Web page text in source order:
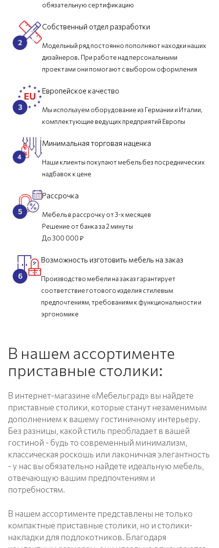
обязательную сертификацию
Собственный отдел разработки
Модельный ряд постоянно пополняют находки наших
дизайнеров. При работе над персональными
проектами они помогают с выбором оформления
Европейское качество
Мы используем оборудование из Германии и Италии,
комплектующие ведущих предприятий Европы
Минимальная торговая наценка
Наши клиенты покупают мебель без посреднических
надбавок к цене
Рассрочка
Мебель в рассрочку от 3-х месяцев
Решение от банка за 2 минуты
До 300 000 ₽
Возможность изготовить мебель на заказ
Производство мебели на заказ гарантирует
соответствие готового изделия стилевым
предпочтениям, требованиям к функциональности и
эргономике
В нашем ассортименте
приставные столики:
В интернет-магазине «Мебельград» вы найдете
приставные столики, которые станут незаменимым
дополнением к вашему гостиничному интерьеру.
Без разницы, какой стиль преобладает в вашей
гостиной - будь то современный минимализм,
классическая роскошь или лаконичная элегантность
- у нас вы обязательно найдете идеальную мебель,
отвечающую вашим предпочтениям и
потребностям.
В нашем ассортименте представлены не только
компактные приставные столики, но и столики-
накладки для подлокотников. Благодаря